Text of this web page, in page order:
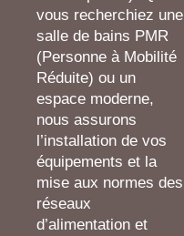
vous recherchiez une
salle de bains PMR
(Personne à Mobilité
Réduite) ou un
espace moderne,
nous assurons
l’installation de vos
équipements et la
mise aux normes des
réseaux
d’alimentation et